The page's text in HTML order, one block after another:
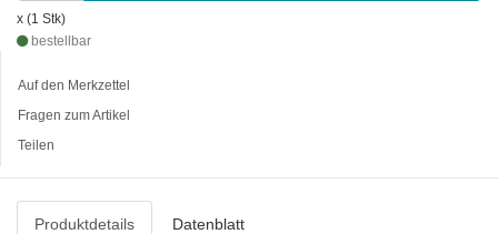
x (1 Stk)
bestellbar
Auf den Merkzettel
Fragen zum Artikel
Teilen
Produktdetails Datenblatt